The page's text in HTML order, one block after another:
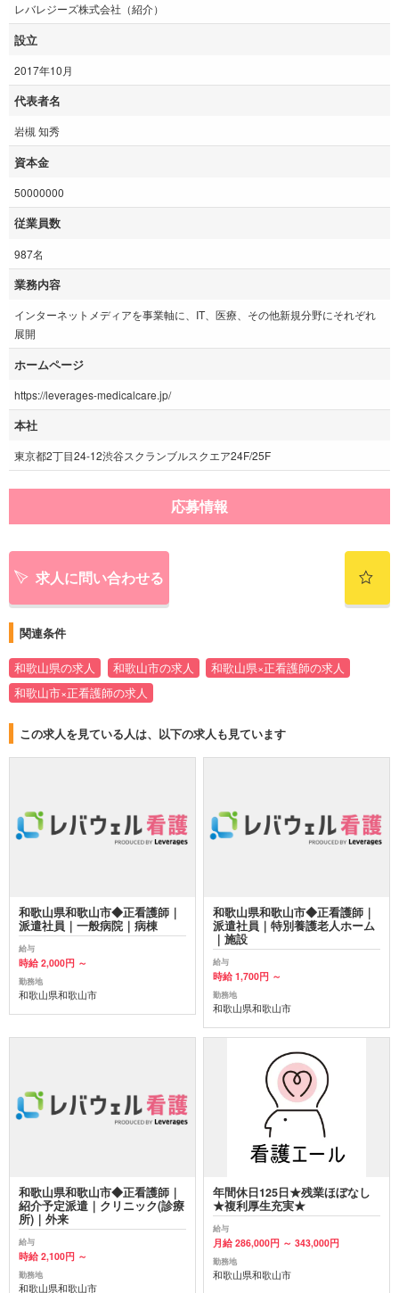
レバレジーズ株式会社（紹介）
設立
2017年10月
代表者名
岩槻 知秀
資本金
50000000
従業員数
987名
業務内容
インターネットメディアを事業軸に、IT、医療、その他新規分野にそれぞれ
展開
ホームページ
https://leverages-medicalcare.jp/
本社
東京都2丁目24-12渋谷スクランブルスクエア24F/25F
応募情報
求人に問い合わせる
関連条件
和歌山県の求人 和歌山市の求人
和歌山県×正看護師の求人
和歌山市×正看護師の求人
この求人を見ている人は、以下の求人も見ています
和歌山県和歌山市◆正看護師｜
派遣社員｜一般病院｜病棟
給与
時給 2,000円 ～
勤務地
和歌山県和歌山市
和歌山県和歌山市◆正看護師｜
派遣社員｜特別養護老人ホーム
｜施設
給与
時給 1,700円 ～
勤務地
和歌山県和歌山市
和歌山県和歌山市◆正看護師｜
紹介予定派遣｜クリニック(診療
所)｜外来
給与
時給 2,100円 ～
勤務地
和歌山県和歌山市
年間休日125日★残業ほぼなし
★複利厚生充実★
給与
月給 286,000円 ～ 343,000円
勤務地
和歌山県和歌山市